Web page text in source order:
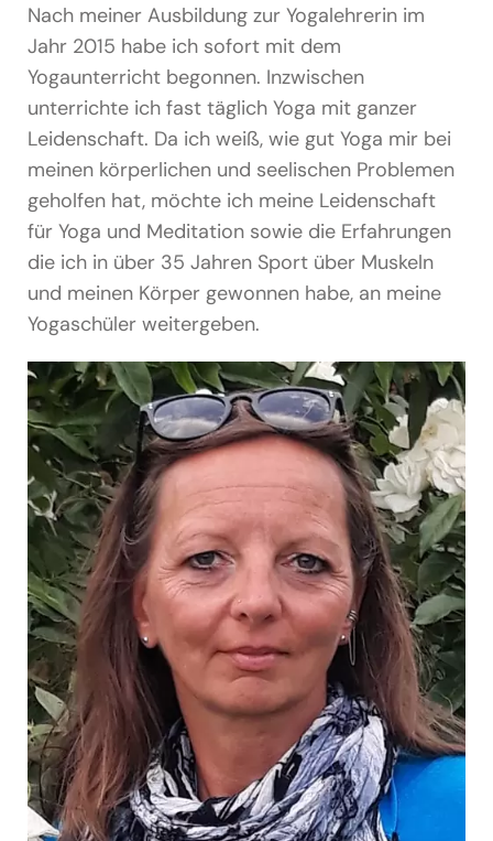
Nach meiner Ausbildung zur Yogalehrerin im
Jahr 2015 habe ich sofort mit dem
Yogaunterricht begonnen. Inzwischen
unterrichte ich fast täglich Yoga mit ganzer
Leidenschaft. Da ich weiß, wie gut Yoga mir bei
meinen körperlichen und seelischen Problemen
geholfen hat, möchte ich meine Leidenschaft
für Yoga und Meditation sowie die Erfahrungen
die ich in über 35 Jahren Sport über Muskeln
und meinen Körper gewonnen habe, an meine
Yogaschüler weitergeben.